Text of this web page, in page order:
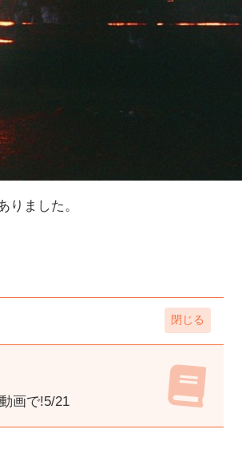
りました。
画で!5/21